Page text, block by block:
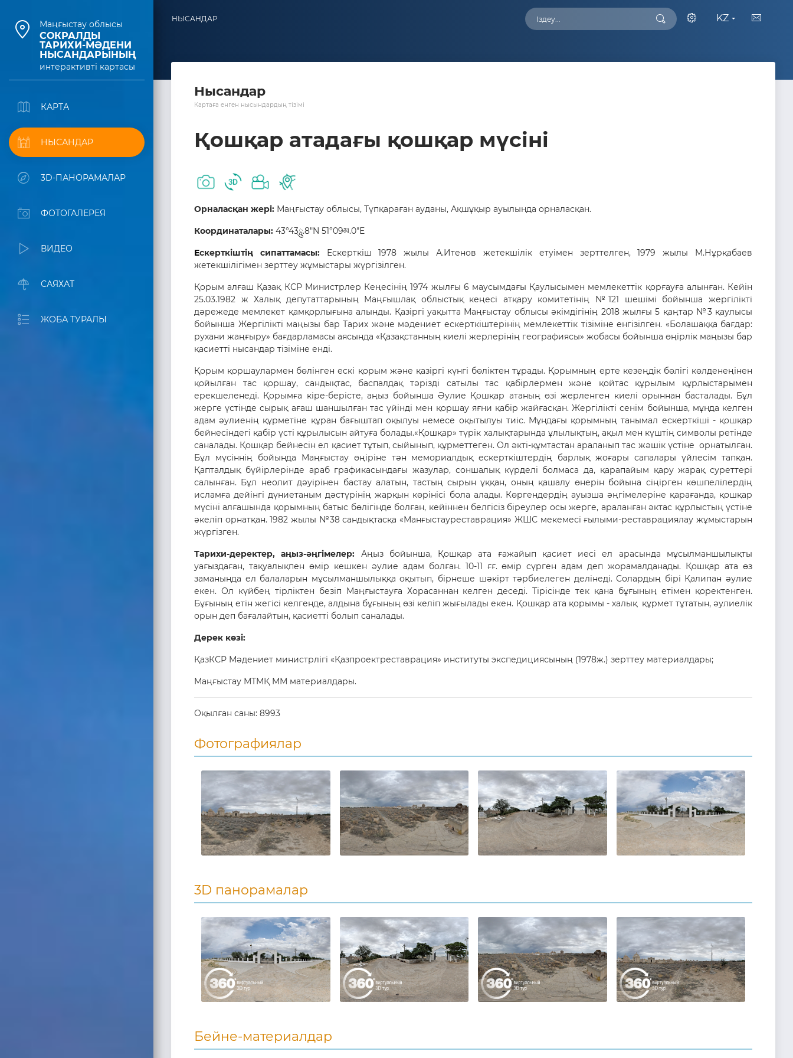
Маңғыстау облысы
СОКРАЛДЫ
ТАРИХИ-МӘДЕНИ
НЫСАНДАРЫНЫҢ
интерактивті картасы
КАРТА
НЫСАНДАР
3D-ПАНОРАМАЛАР
ФОТОГАЛЕРЕЯ
ВИДЕО
САЯХАТ
ЖОБА ТУРАЛЫ
НЫСАНДАР KZ
Нысандар
Картаға енген нысындардың тізімі
Қошқар атадағы қошқар мүсіні
Орналасқан жері: Маңғыстау облысы, Түпқараған ауданы, Ақшұқыр ауылында орналасқан.
Координаталары: 43°43ཱུ.8"N 51°09མ.0"E
Ескерткіштің сипаттамасы: Ескерткіш 1978 жылы А.Итенов жетекшілік етуімен зерттелген, 1979 жылы М.Нұрқабаев
жетекшілігімен зерттеу жұмыстары жүргізілген.
Қорым алғаш Қазақ КСР Министрлер Кеңесінің 1974 жылғы 6 маусымдағы Қаулысымен мемлекеттік қорғауға алынған. Кейін
25.03.1982 ж Халық депутаттарының Маңғышлақ облыстық кеңесі атқару комитетінің №121 шешімі бойынша жергілікті
дәрежеде мемлекет қамқорлығына алынды. Қазіргі уақытта Маңғыстау облысы әкімдігінің 2018 жылғы 5 қаңтар №3 қаулысы
бойынша Жергілікті маңызы бар Тарих және мәдениет ескерткіштерінің мемлекеттік тізіміне енгізілген. «Болашаққа бағдар:
рухани жаңғыру» бағдарламасы аясында «Қазақстанның киелі жерлерінің географиясы» жобасы бойынша өңірлік маңызы бар
қасиетті нысандар тізіміне енді.
Қорым қоршаулармен бөлінген ескі қорым және қазіргі күнгі бөліктен тұрады. Қорымның ерте кезеңдік бөлігі көлденеңінен
қойылған тас қоршау, сандықтас, баспалдақ тәрізді сатылы тас қабірлермен және қойтас құрылым құрлыстарымен
ерекшеленеді. Қорымға кіре-берісте, аңыз бойынша Әулие Қошқар атаның өзі жерленген киелі орыннан басталады. Бұл
жерге үстінде сырық ағаш шаншылған тас үйінді мен қоршау яғни қабір жайғасқан. Жергілікті сенім бойынша, мұнда келген
адам әулиенің құрметіне құран бағыштап оқылуы немесе оқытылуы тиіс. Мұндағы қорымның танымал ескерткіші - қошқар
бейнесіндегі қабір үсті құрылысын айтуға болады.«Қошқар» түрік халықтарында ұлылықтың, ақыл мен күштің символы ретінде
саналады. Қошқар бейнесін ел қасиет тұтып, сыйынып, құрметтеген. Ол әкті-құмтастан араланып тас жәшік үстіне орнатылған.
Бұл мүсіннің бойында Маңғыстау өңіріне тән мемориалдық ескерткіштердің барлық жоғары сапалары үйлесім тапқан.
Қапталдық бүйірлерінде араб графикасындағы жазулар, соншалық күрделі болмаса да, қарапайым қару жарақ суреттері
салынған. Бұл неолит дәуірінен бастау алатын, тастың сырын ұққан, оның қашалу өнерін бойына сіңірген көшпелілердің
исламға дейінгі дүниетаным дәстүрінің жарқын көрінісі бола алады. Көргендердің ауызша әңгімелеріне қарағанда, қошқар
мүсіні алғашында қорымның батыс бөлігінде болған, кейіннен белгісіз біреулер осы жерге, араланған әктас құрлыстың үстіне
әкеліп орнатқан. 1982 жылы №38 сандықтасқа «Манғыстауреставрация» ЖШС мекемесі ғылыми-реставрациялау жұмыстарын
жүргізген.
Тарихи-деректер, аңыз-әңгімелер: Аңыз бойынша, Қошқар ата ғажайып қасиет иесі ел арасында мұсылманшылықты
уағыздаған, тақуалықпен өмір кешкен әулие адам болған. 10-11 ғғ. өмір сүрген адам деп жорамалданады. Қошқар ата өз
заманында ел балаларын мұсылманшылыққа оқытып, бірнеше шәкірт тәрбиелеген делінеді. Солардың бірі Қалипан әулие
екен. Ол күйбең тірліктен безіп Маңғыстауға Хорасаннан келген деседі. Тірісінде тек қана бұғының етімен қоректенген.
Бұғының етін жегісі келгенде, алдына бұғының өзі келіп жығылады екен. Қошқар ата қорымы - халық құрмет тұтатын, әулиелік
орын деп бағалайтын, қасиетті болып саналады.
Дерек көзі:
ҚазКСР Мәдениет министрлігі «Қазпроектреставрация» институты экспедициясының (1978ж.) зерттеу материалдары;
Маңғыстау МТМҚ ММ материалдары.
Оқылған саны: 8993
Фотографиялар
3D панорамалар
Бейне-материалдар